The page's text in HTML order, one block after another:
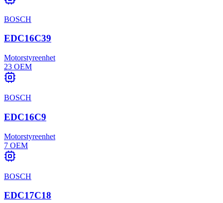
BOSCH
EDC16C39
Motorstyreenhet
23 OEM
BOSCH
EDC16C9
Motorstyreenhet
7 OEM
BOSCH
EDC17C18